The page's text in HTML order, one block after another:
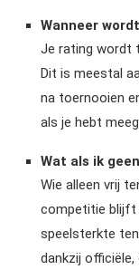
Wanneer
Je rating wordt
Dit is meestal
na toernooien
als je hebt
Wat als ik
Wie alleen vrij
competitie blijft
speelsterkte
dankzij officiële,